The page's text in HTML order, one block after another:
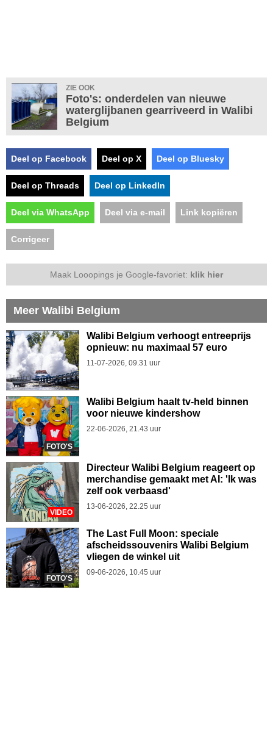
ZIE OOK
Foto's: onderdelen van nieuwe
waterglijbanen gearriveerd in Walibi
Belgium
Deel op Facebook Deel op X Deel op Bluesky
Deel op Threads Deel op LinkedIn
Deel via WhatsApp Deel via e-mail Link kopiëren
Corrigeer
Maak Looopings je Google-favoriet: klik hier
Meer Walibi Belgium
Walibi Belgium verhoogt entreeprijs
opnieuw: nu maximaal 57 euro
11-07-2026, 09.31 uur
FOTO'S
Walibi Belgium haalt tv-held binnen
voor nieuwe kindershow
22-06-2026, 21.43 uur
VIDEO
Directeur Walibi Belgium reageert op
merchandise gemaakt met AI: 'Ik was
zelf ook verbaasd'
13-06-2026, 22.25 uur
FOTO'S
The Last Full Moon: speciale
afscheidssouvenirs Walibi Belgium
vliegen de winkel uit
09-06-2026, 10.45 uur